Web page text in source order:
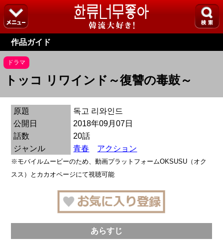
作品ガイド
ドラマ
トッコ リワインド～復讐の毒鼓～
原題
독고 리와인드
公開日
2018年09月07日
話数
20話
ジャンル
青春 アクション
※モバイルムービーのため、動画プラットフォームOKSUSU（オク
スス）とカカオページにて視聴可能
あらすじ